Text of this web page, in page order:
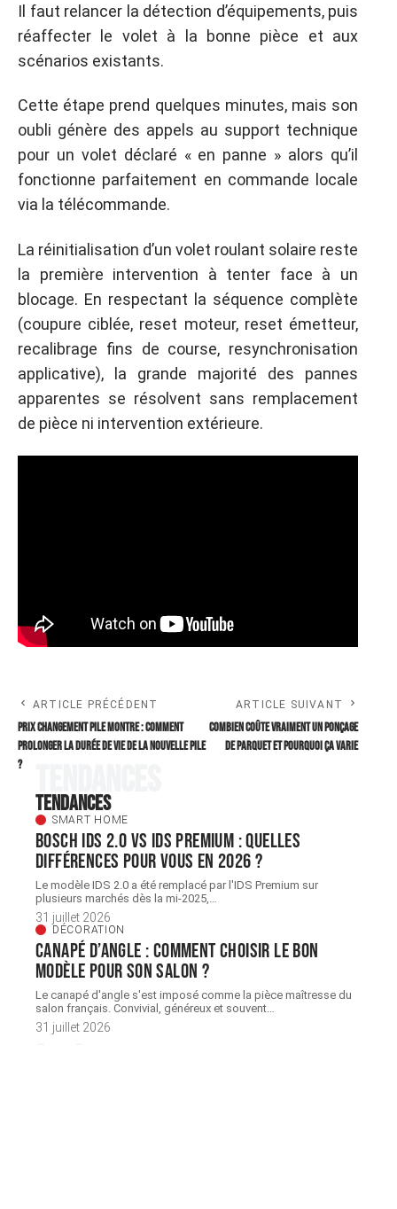
Il faut relancer la détection d’équipements, puis
réaffecter le volet à la bonne pièce et aux
scénarios existants.
Cette étape prend quelques minutes, mais son
oubli génère des appels au support technique
pour un volet déclaré « en panne » alors qu’il
fonctionne parfaitement en commande locale
via la télécommande.
La réinitialisation d’un volet roulant solaire reste
la première intervention à tenter face à un
blocage. En respectant la séquence complète
(coupure ciblée, reset moteur, reset émetteur,
recalibrage fins de course, resynchronisation
applicative), la grande majorité des pannes
apparentes se résolvent sans remplacement
de pièce ni intervention extérieure.
ARTICLE PRÉCÉDENT
Prix Changement pile montre : comment
prolonger la durée de vie de la nouvelle pile
?
ARTICLE SUIVANT
Combien coûte vraiment un ponçage
de parquet et pourquoi ça varie
Tendances
SMART HOME
Bosch IDS 2.0 vs ids premium : quelles
différences pour vous en 2026 ?
Le modèle IDS 2.0 a été remplacé par l'IDS Premium sur
plusieurs marchés dès la mi-2025,
31 juillet 2026
DÉCORATION
Canapé d’angle : comment choisir le bon
modèle pour son salon ?
Le canapé d'angle s'est imposé comme la pièce maîtresse du
salon français. Convivial, généreux et souvent
31 juillet 2026